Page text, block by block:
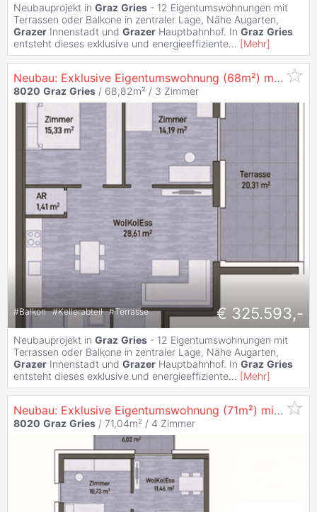
Neubauprojekt in Graz Gries - 12 Eigentumswohnungen mit
Terrassen oder Balkone in zentraler Lage, Nähe Augarten,
Grazer Innenstadt und Grazer Hauptbahnhof. In Graz Gries
entsteht dieses exklusive und energieeffiziente... [Mehr]
Neubau: Exklusive Eigentumswohnung (68m²) mit Terrasse in zentraler Lage in
8020 Graz Gries / 68,82m² / 3 Zimmer
#Balkon #Kellerabteil #Terrasse € 325.593,-
Neubauprojekt in Graz Gries - 12 Eigentumswohnungen mit
Terrassen oder Balkone in zentraler Lage, Nähe Augarten,
Grazer Innenstadt und Grazer Hauptbahnhof. In Graz Gries
entsteht dieses exklusive und energieeffiziente... [Mehr]
Neubau: Exklusive Eigentumswohnung (71m²) mit Balkon in zentraler Lage in
8020 Graz Gries / 71,04m² / 4 Zimmer